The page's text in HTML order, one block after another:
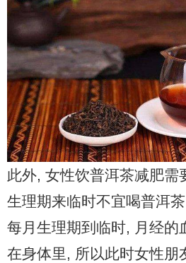
此外, 女性饮普洱茶减肥需
生理期来临时不宜喝普洱
每月生理期到临时, 月经的
在身体里, 所以此时女性朋